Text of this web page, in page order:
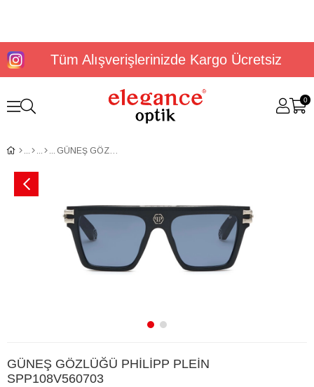
Tüm Alışverişlerinizde Kargo Ücretsiz
0
GÜNEŞ GÖZLÜĞÜ PHİLİPP PLEİN SPP108V560703
GÜNEŞ GÖZLÜĞÜ PHİLİPP PLEİN
SPP108V560703